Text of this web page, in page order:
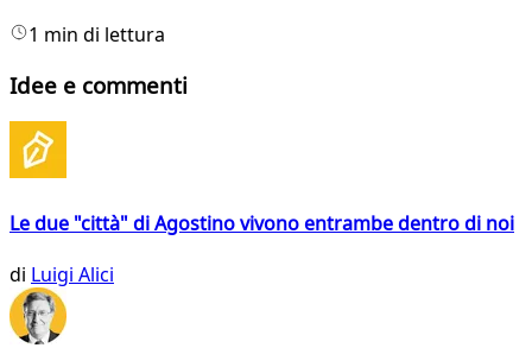
1 min di lettura
Idee e commenti
Le due "città" di Agostino vivono entrambe dentro di noi
di Luigi Alici